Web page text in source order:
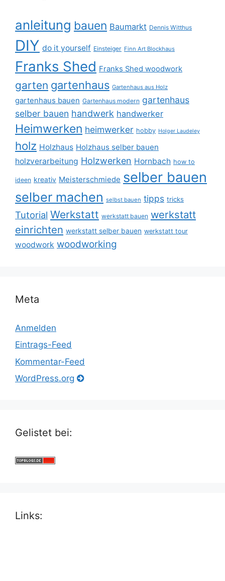
anleitung bauen Baumarkt Dennis Witthus
DIY do it yourself Einsteiger Finn Art Blockhaus
Franks Shed Franks Shed woodwork
garten gartenhaus Gartenhaus aus Holz
gartenhaus bauen Gartenhaus modern gartenhaus
selber bauen handwerk handwerker
Heimwerken heimwerker hobby Holger Laudeley
holz Holzhaus Holzhaus selber bauen
holzverarbeitung Holzwerken Hornbach how to
ideen kreativ Meisterschmiede selber bauen
selber machen selbst bauen tipps tricks
Tutorial Werkstatt werkstatt bauen werkstatt
einrichten werkstatt selber bauen werkstatt tour
woodwork woodworking
Meta
Anmelden
Eintrags-Feed
Kommentar-Feed
WordPress.org
Gelistet bei:
Links: